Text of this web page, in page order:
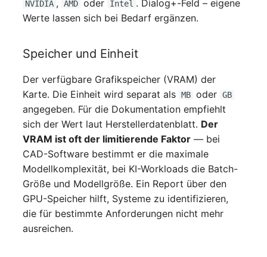
Printbox
Rack-Segment
Raum
Remote Management
Controller
Replikationsobjekt
Router
SAN Zoning
NVIDIA , AMD oder Intel . Dialog+-Feld – eigene
Werte lassen sich bei Bedarf ergänzen.
Speicher und Einheit
Der verfügbare Grafikspeicher (VRAM) der
Karte. Die Einheit wird separat als MB oder GB
angegeben. Für die Dokumentation empfiehlt
sich der Wert laut Herstellerdatenblatt. Der
VRAM ist oft der limitierende Faktor — bei
CAD-Software bestimmt er die maximale
Modellkomplexität, bei KI-Workloads die Batch-
Größe und Modellgröße. Ein Report über den
GPU-Speicher hilft, Systeme zu identifizieren,
die für bestimmte Anforderungen nicht mehr
ausreichen.